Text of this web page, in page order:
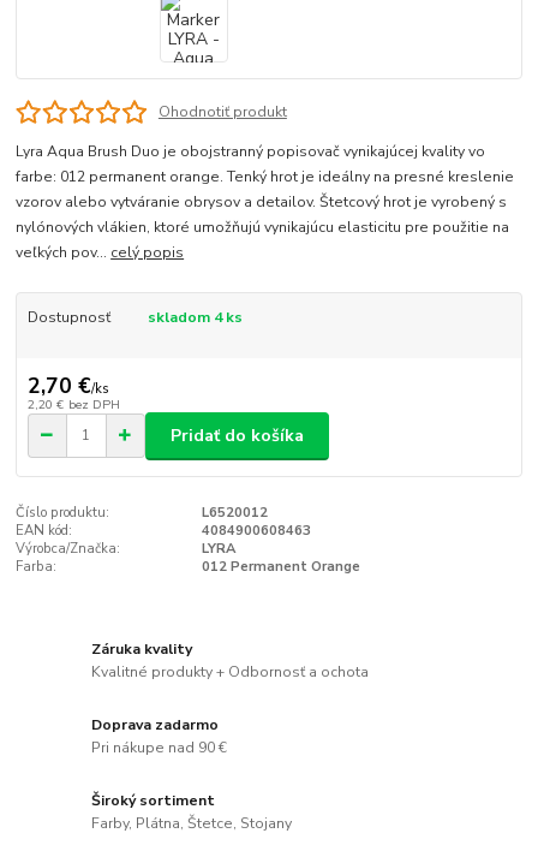
Ohodnotiť produkt
Lyra Aqua Brush Duo je obojstranný popisovač vynikajúcej kvality vo
farbe: 012 permanent orange. Tenký hrot je ideálny na presné kreslenie
vzorov alebo vytváranie obrysov a detailov. Štetcový hrot je vyrobený s
nylónových vlákien, ktoré umožňujú vynikajúcu elasticitu pre použitie na
veľkých pov... celý popis
Dostupnosť skladom 4 ks
2,70 €/ks
2,20 € bez DPH
Pridať do košíka
Číslo produktu:
L6520012
EAN kód:
4084900608463
Výrobca/Značka:
LYRA
Farba:
012 Permanent Orange
Záruka kvality
Kvalitné produkty + Odbornosť a ochota
Doprava zadarmo
Pri nákupe nad 90 €
Široký sortiment
Farby, Plátna, Štetce, Stojany